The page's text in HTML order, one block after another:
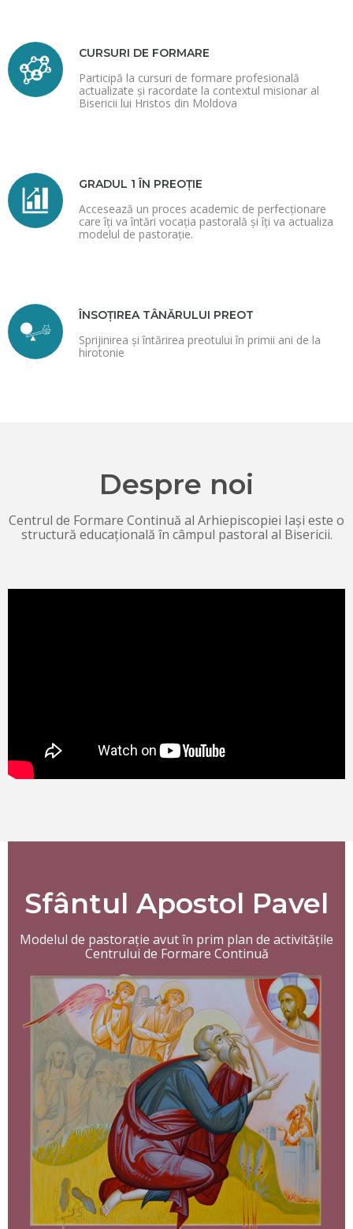
GRADUL 1 ÎN PREOȚIE
Accesează un proces academic de perfecționare
care îți va întări vocația pastorală și îți va actualiza
modelul de pastorație.
CURSURI DE FORMARE
Participă la cursuri de formare profesională
actualizate și racordate la contextul misionar al
Bisericii lui Hristos din Moldova
ÎNSOȚIREA TÂNĂRULUI PREOT
Sprijinirea și întărirea preotului în primii ani de la
hirotonie
Despre noi
Centrul de Formare Continuă al Arhiepiscopiei Iași este o
structură educațională în câmpul pastoral al Bisericii.
Sfântul Apostol Pavel
Modelul de pastorație avut în prim plan de activitățile
Centrului de Formare Continuă